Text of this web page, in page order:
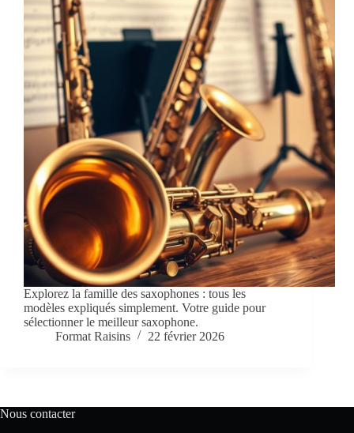
Explorez la famille des saxophones : tous les
modèles expliqués simplement. Votre guide pour
sélectionner le meilleur saxophone.
Format Raisins
22 février 2026
Nous contacter